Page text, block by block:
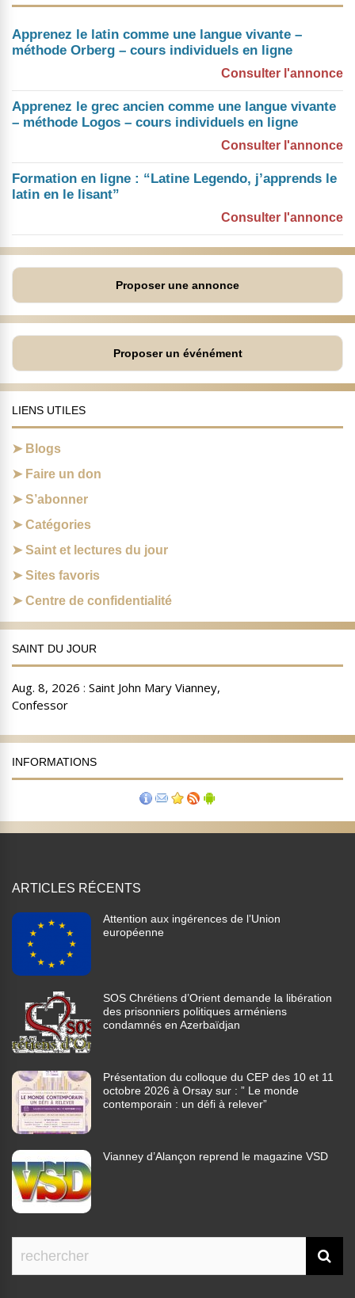
Apprenez le latin comme une langue vivante –
méthode Orberg – cours individuels en ligne
Consulter l'annonce
Apprenez le grec ancien comme une langue vivante
– méthode Logos – cours individuels en ligne
Consulter l'annonce
Formation en ligne : “Latine Legendo, j’apprends le
latin en le lisant”
Consulter l'annonce
Proposer une annonce
Proposer un événément
LIENS UTILES
Blogs
Faire un don
S’abonner
Catégories
Saint et lectures du jour
Sites favoris
Centre de confidentialité
SAINT DU JOUR
INFORMATIONS
ARTICLES RÉCENTS
Attention aux ingérences de l’Union
européenne
SOS Chrétiens d’Orient demande la libération
des prisonniers politiques arméniens
condamnés en Azerbaïdjan
Présentation du colloque du CEP des 10 et 11
octobre 2026 à Orsay sur : ” Le monde
contemporain : un défi à relever”
Vianney d’Alançon reprend le magazine VSD